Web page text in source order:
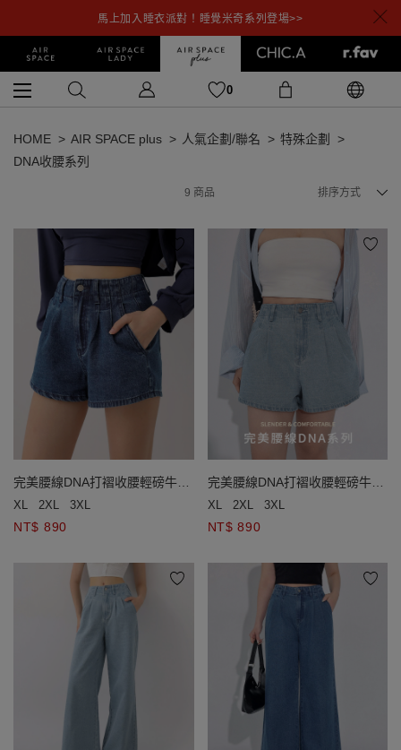
馬上加入睡衣派對！睡覺米奇系列登場>>
0
HOME AIR SPACE plus 人氣企劃/聯名
特殊企劃
DNA收腰系列
9 商品 排序方式
完美腰線DNA打褶收腰輕磅牛仔
短褲
XL 2XL 3XL
NT$ 890
完美腰線DNA打褶收腰輕磅牛仔
短褲
XL 2XL 3XL
NT$ 890